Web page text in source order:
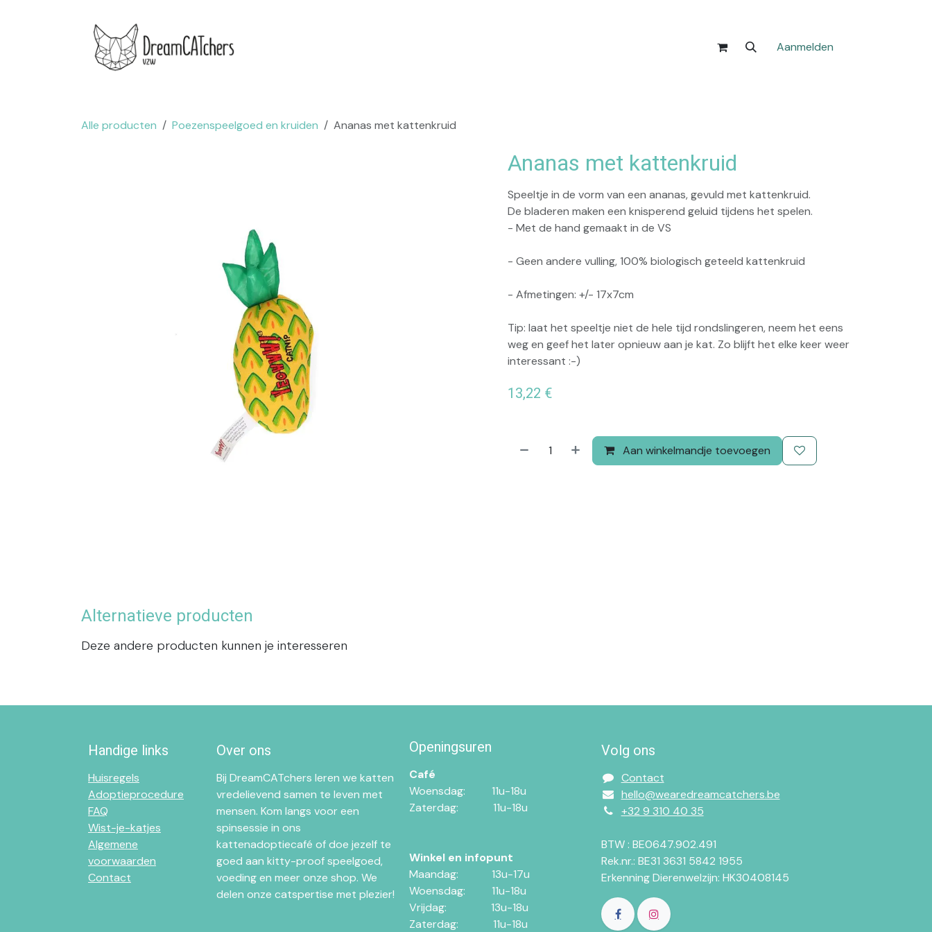
Aanmelden
Alle producten Poezenspeelgoed en kruiden Ananas met kattenkruid
Ananas met kattenkruid
Speeltje in de vorm van een ananas, gevuld met kattenkruid.
De bladeren maken een knisperend geluid tijdens het spelen.
- Met de hand gemaakt in de VS
- Geen andere vulling, 100% biologisch geteeld kattenkruid
- Afmetingen: +/- 17x7cm
Tip: laat het speeltje niet de hele tijd rondslingeren, neem het eens
weg en geef het later opnieuw aan je kat. Zo blijft het elke keer weer
interessant :-)
13,22 €
Aan winkelmandje toevoegen
Alternatieve producten
Deze andere producten kunnen je interesseren
Handige links
Huisregels
Adoptieprocedure
FAQ
Wist-je-katjes
Algemene
voorwaarden
Contact
Over ons
Bij DreamCATchers leren we katten
vredelievend samen te leven met
mensen. Kom langs voor een
spinsessie in ons
kattenadoptiecafé of doe jezelf te
goed aan kitty-proof speelgoed,
voeding en meer onze shop. We
delen onze catspertise met plezier!
Volg ons
Contact
hello@wearedreamcatchers.be
+32 9 310 40 35
BTW : BE0647.902.491
Rek.nr.: BE31 3631 5842 1955
Erkenning Dierenwelzijn: HK30408145
Openingsuren
Café
Woensdag:​​
11u-18u
Zaterdag:​
​11u-18u
Winkel en infopunt
Maandag:​​​
​13u-17u
Woensdag:​​
​11u-18u
Vrijdag:
​13u-18u
Zaterdag:
​11u-18u